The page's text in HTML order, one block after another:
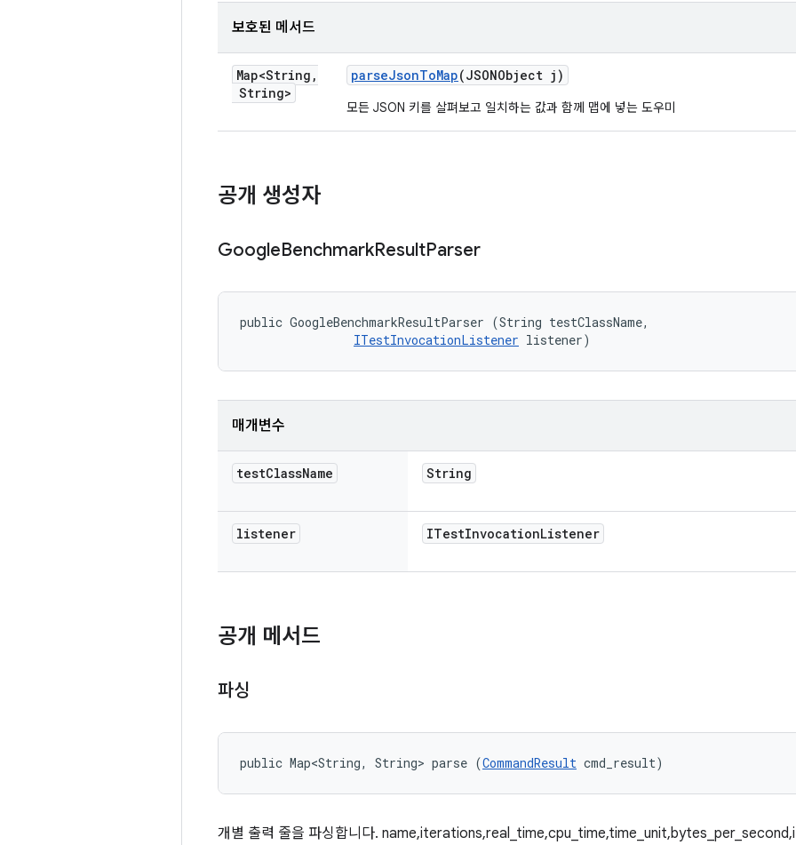
보호된 메서드
Map<String ,
String>
parseJsonToMap(JSONObject j)
모든 JSON 키를 살펴보고 일치하는 값과 함께 맵에 넣는 도우미
공개 생성자
GoogleBenchmarkResultParser
public GoogleBenchmarkResultParser (String testClassName,
ITestInvocationListener listener)
매개변수
testClassName String
listener ITestInvocationListener
공개 메서드
파싱
public Map<String, String> parse (CommandResult cmd_result)
개별 출력 줄을 파싱합니다.